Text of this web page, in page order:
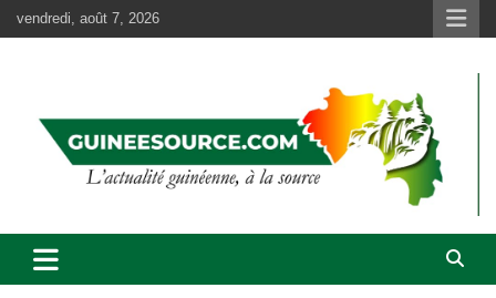
au
vendredi, août 7, 2026